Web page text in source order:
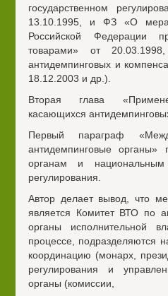
государственном
13.10.1995, и ФЗ «О
Российской Федерации
товарами» от
антидемпинговых и
18.12.2003 и др.).
Вторая глава
касающихся
Первый параграф
антидемпинговые
органам и
регулирования.
Автор делает вывод, что
является Комитет ВТО по
органы исполнительной
процессе, подразделяются
координацию (монарх,
регулирования и
органы (комиссии,